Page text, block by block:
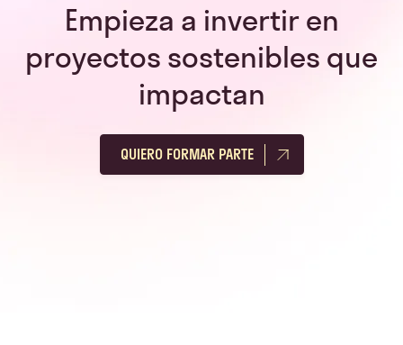
Empieza a invertir en
proyectos sostenibles que
impactan
QUIERO FORMAR PARTE